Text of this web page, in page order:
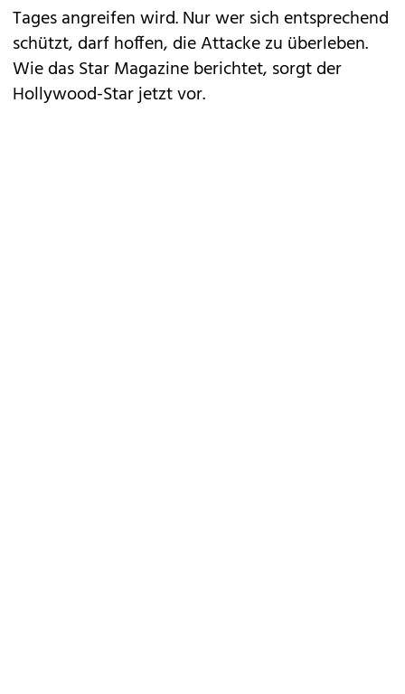
Tages angreifen wird. Nur wer sich entsprechend
schützt, darf hoffen, die Attacke zu überleben.
Wie das Star Magazine berichtet, sorgt der
Hollywood-Star jetzt vor.